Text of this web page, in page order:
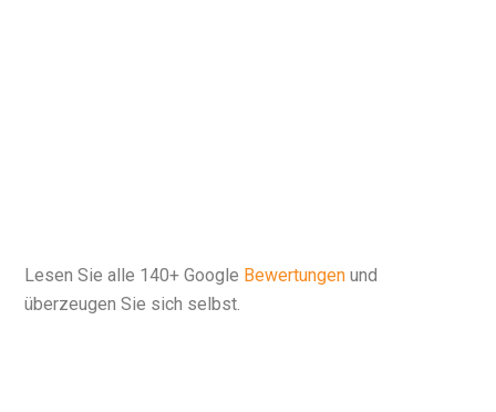
Lesen Sie alle 140+ Google Bewertungen und
überzeugen Sie sich selbst.